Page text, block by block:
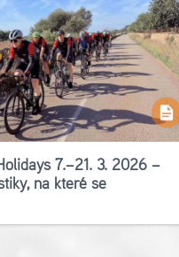
7.–21. 3. 2026 –
na které se